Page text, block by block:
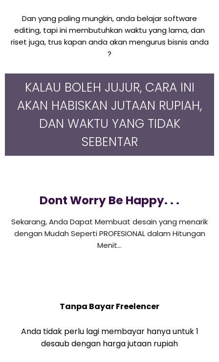
Dan yang paling mungkin, anda belajar software
editing, tapi ini membutuhkan waktu yang lama, dan
riset juga, trus kapan anda akan mengurus bisnis anda
?
KALAU BOLEH JUJUR, CARA INI
AKAN HABISKAN JUTAAN RUPIAH,
DAN WAKTU YANG TIDAK
SEBENTAR
Dont Worry Be Happy. . .
Sekarang, Anda Dapat Membuat desain yang menarik
dengan Mudah Seperti PROFESIONAL dalam Hitungan
Menit…
Tanpa Bayar Freelencer
Anda tidak perlu lagi membayar hanya untuk 1
desaub dengan harga jutaan rupiah